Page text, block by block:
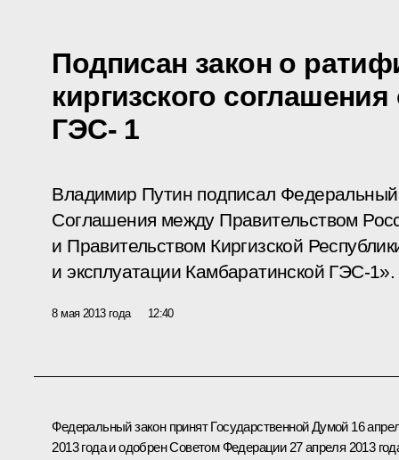
Подписан закон о
киргизского
ГЭС- 1
Владимир Путин подписал
Соглашения между Правительством
и Правительством Киргизской
и эксплуатации Камбаратинской ГЭС-1».
8 мая 2013 года 12:40
Федеральный закон принят Государственной Думой 16
2013 года и одобрен Советом Федерации 27 апреля 2013